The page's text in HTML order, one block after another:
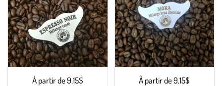
À partir de 9.15$
À partir de 9.15$